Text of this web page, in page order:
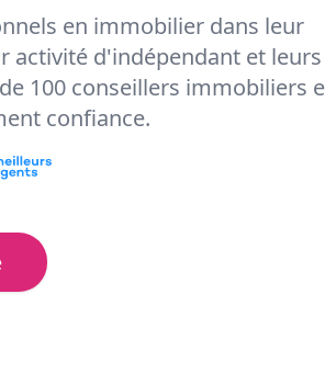
en immobilier dans leur
activité d'indépendant et leurs
100 conseillers immobiliers
confiance.